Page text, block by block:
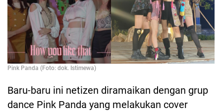
Pink Panda (Foto: dok. Istimewa)
Baru-baru ini netizen diramaikan dengan grup
dance Pink Panda yang melakukan cover